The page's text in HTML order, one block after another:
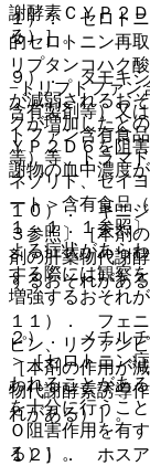
謝酵素ＣＹＰ２
る）］。
９）． タモキシ
が減弱されるお
クが増加したと
ＹＰ２Ｄ６を阻
謝物の血中濃度
１０）． キニジ
３参照〕［本剤
剤の肝薬物代謝
するおそれがあ
１１）． フェニ
ピン、リファン
［本剤の作用が
物代謝酵素誘導
れがある）］。
１２）． ホスア
１）． セロトニ
的セロトニン再
リプタンコハク
−トリプトファン
含有製剤等）又
トファン含有食
等）等、トラマ
ネゾリド、セイ
ート＞含有食品
１．１．１参照
よる症状があら
する際には観察
増強するおそれが
２）． メチルチ
＞［セロトニン
われることがあ
を十分に行うこ
Ｏ阻害作用を有
る）］。